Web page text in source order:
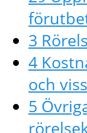
3
4
och
5